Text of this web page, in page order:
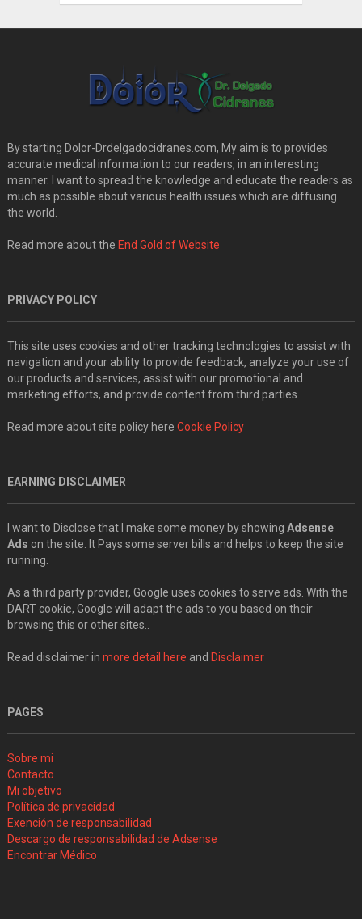
By starting Dolor-Drdelgadocidranes.com, My aim is to provides
accurate medical information to our readers, in an interesting
manner. I want to spread the knowledge and educate the readers as
much as possible about various health issues which are diffusing
the world.
Read more about the End Gold of Website
PRIVACY POLICY
This site uses cookies and other tracking technologies to assist with
navigation and your ability to provide feedback, analyze your use of
our products and services, assist with our promotional and
marketing efforts, and provide content from third parties.
Read more about site policy here Cookie Policy
EARNING DISCLAIMER
I want to Disclose that I make some money by showing Adsense
Ads on the site. It Pays some server bills and helps to keep the site
running.
As a third party provider, Google uses cookies to serve ads. With the
DART cookie, Google will adapt the ads to you based on their
browsing this or other sites..
Read disclaimer in more detail here and Disclaimer
PAGES
Sobre mi
Contacto
Mi objetivo
Política de privacidad
Exención de responsabilidad
Descargo de responsabilidad de Adsense
Encontrar Médico